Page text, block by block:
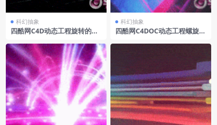
科幻抽象
四酷网C4D动态工程旋转的数
科幻抽象
四酷网C4DOC动态工程螺旋结